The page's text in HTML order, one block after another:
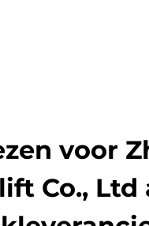
voor
Co., Ltd